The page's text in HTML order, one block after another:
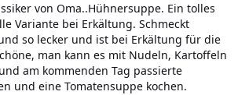
von Oma..Hühnersuppe. Ein tolles
Variante bei Erkältung. Schmeckt
so lecker und ist bei Erkältung für die
man kann es mit Nudeln, Kartoffeln
am kommenden Tag passierte
und eine Tomatensuppe kochen.